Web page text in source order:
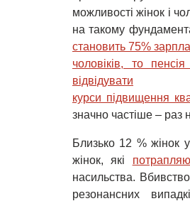
можливості жінок і
на такому
становить 75%
чоловіків, то
відвідувати
курси підвищення
значно частіше – раз
Близько 12 % жінок
жінок, які
насильства.
резонансних